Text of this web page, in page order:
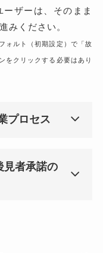
ザーは、そのまま
みください。
ォルト（初期設定）で「故
をクリックする必要はあり
プロセス
見者承諾の